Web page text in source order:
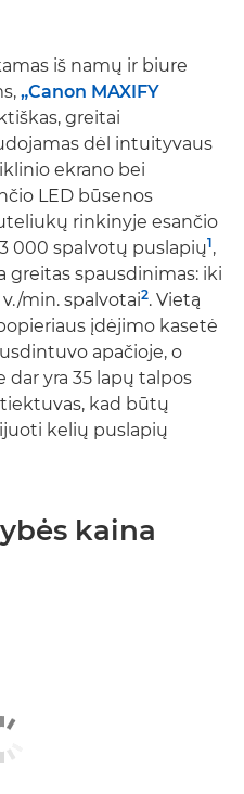
iš namų ir biure
„Canon MAXIFY
greitai
dėl intuityvaus
ekrano bei
LED būsenos
rinkinyje esančio
000 spalvotų puslapių1,
spausdinimas: iki
v./min. spalvotai2. Vietą
įdėjimo kasetė
apačioje, o
dar yra 35 lapų talpos
kad būtų
kelių puslapių
kaina